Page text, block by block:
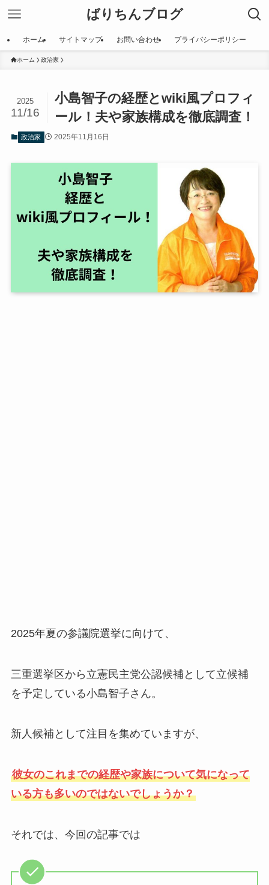
ばりちんブログ
ホーム サイトマップ お問い合わせ プライバシーポリシー
ホーム 政治家
小島智子の経歴とwiki風プロフィ
ール！夫や家族構成を徹底調査！
2025
11/16
政治家 2025年11月16日
2025年夏の参議院選挙に向けて、
三重選挙区から立憲民主党公認候補として立候補
を予定している小島智子さん。
新人候補として注目を集めていますが、
彼女のこれまでの経歴や家族について気になって
いる方も多いのではないでしょうか？
それでは、今回の記事では